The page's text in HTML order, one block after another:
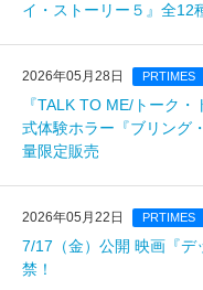
イ・ストーリー５』全12
2026年05月28日 PRTIMES
『TALK TO ME/トーク
式体験ホラー『ブリング
量限定販売
2026年05月22日 PRTIMES
7/17（金）公開 映画『デ
禁！